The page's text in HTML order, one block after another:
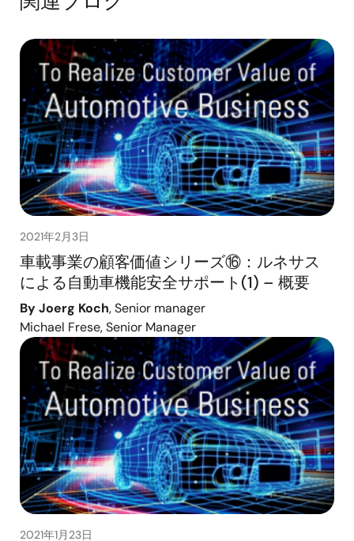
2021年2月3日
車載事業の顧客価値シリーズ⑯：ルネサス
による自動車機能安全サポート(1) – 概要
By Joerg Koch, Senior manager
Michael Frese, Senior Manager
2021年1月23日